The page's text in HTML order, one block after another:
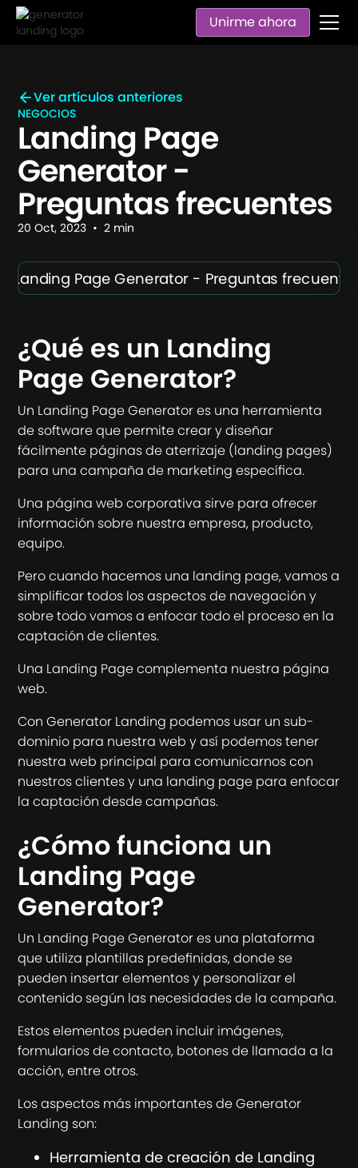
Unirme ahora
Ver artículos anteriores
NEGOCIOS
Landing Page
Generator -
Preguntas frecuentes
20 Oct, 2023 • 2 min
¿Qué es un Landing
Page Generator?
Un Landing Page Generator es una herramienta
de software que permite crear y diseñar
fácilmente páginas de aterrizaje (landing pages)
para una campaña de marketing específica.
Una página web corporativa sirve para ofrecer
información sobre nuestra empresa, producto,
equipo.
Pero cuando hacemos una landing page, vamos a
simplificar todos los aspectos de navegación y
sobre todo vamos a enfocar todo el proceso en la
captación de clientes.
Una Landing Page complementa nuestra página
web.
Con Generator Landing podemos usar un sub-
dominio para nuestra web y así podemos tener
nuestra web principal para comunicarnos con
nuestros clientes y una landing page para enfocar
la captación desde campañas.
¿Cómo funciona un
Landing Page
Generator?
Un Landing Page Generator es una plataforma
que utiliza plantillas predefinidas, donde se
pueden insertar elementos y personalizar el
contenido según las necesidades de la campaña.
Estos elementos pueden incluir imágenes,
formularios de contacto, botones de llamada a la
acción, entre otros.
Los aspectos más importantes de Generator
Landing son:
Herramienta de creación de Landing